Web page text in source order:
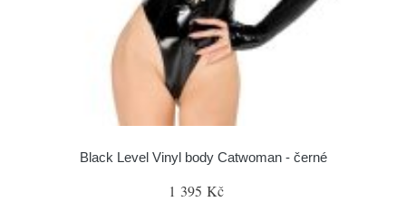
Black Level Vinyl body Catwoman - černé
1 395 Kč